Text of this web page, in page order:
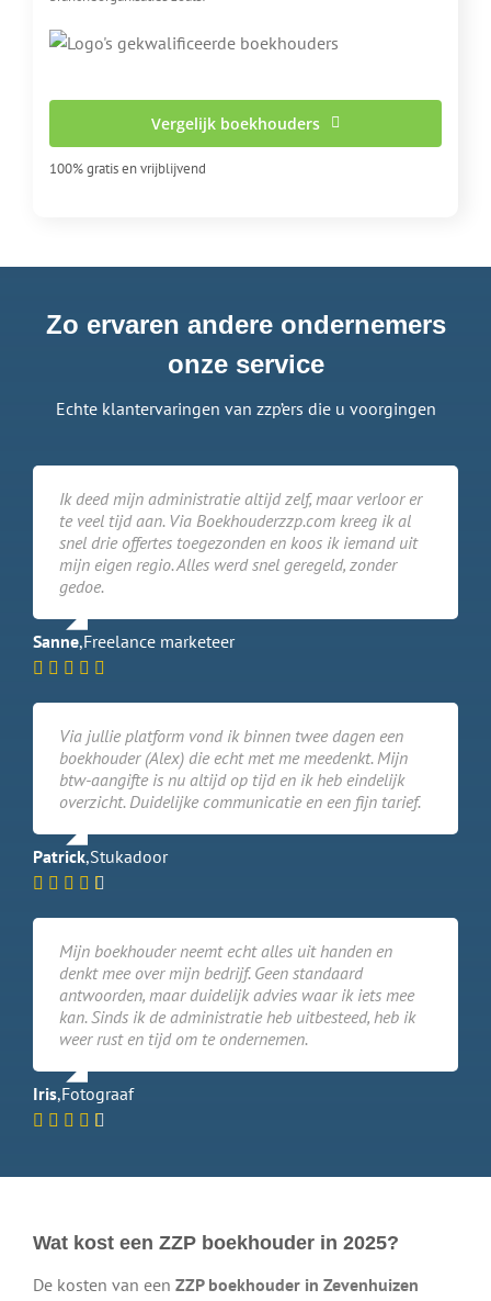
Vergelijk boekhouders
100% gratis en vrijblijvend
Zo ervaren andere ondernemers
onze service
Echte klantervaringen van zzp’ers die u voorgingen
Ik deed mijn administratie altijd zelf, maar verloor er
te veel tijd aan. Via Boekhouderzzp.com kreeg ik al
snel drie offertes toegezonden en koos ik iemand uit
mijn eigen regio. Alles werd snel geregeld, zonder
gedoe.
Sanne,Freelance marketeer
Via jullie platform vond ik binnen twee dagen een
boekhouder (Alex) die echt met me meedenkt. Mijn
btw-aangifte is nu altijd op tijd en ik heb eindelijk
overzicht. Duidelijke communicatie en een fijn tarief.
Patrick,Stukadoor
Mijn boekhouder neemt echt alles uit handen en
denkt mee over mijn bedrijf. Geen standaard
antwoorden, maar duidelijk advies waar ik iets mee
kan. Sinds ik de administratie heb uitbesteed, heb ik
weer rust en tijd om te ondernemen.
Iris,Fotograaf
Wat kost een ZZP boekhouder in 2025?
De kosten van een ZZP boekhouder in Zevenhuizen